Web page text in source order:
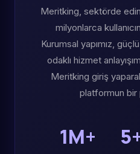
Meritking, sektörde
milyonlarca
Kurumsal yapımız,
odaklı hizmet
Meritking giriş
platformun bir
1M+